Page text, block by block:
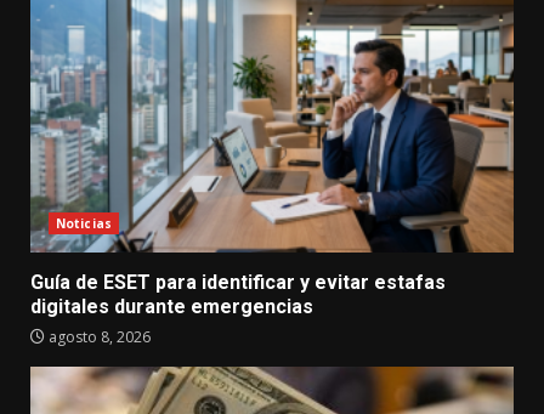
Noticias
Guía de ESET para identificar y evitar estafas
digitales durante emergencias
agosto 8, 2026